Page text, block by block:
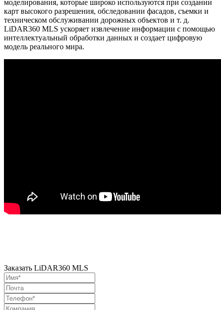
моделирования, которые широко используются при создании
карт высокого разрешения, обследовании фасадов, съемки и
техническом обслуживании дорожных объектов и т. д.
LiDAR360 MLS ускоряет извлечение информации с помощью
интеллектуальный обработки данных и создает цифровую
модель реального мира.
Заказать LiDAR360 MLS